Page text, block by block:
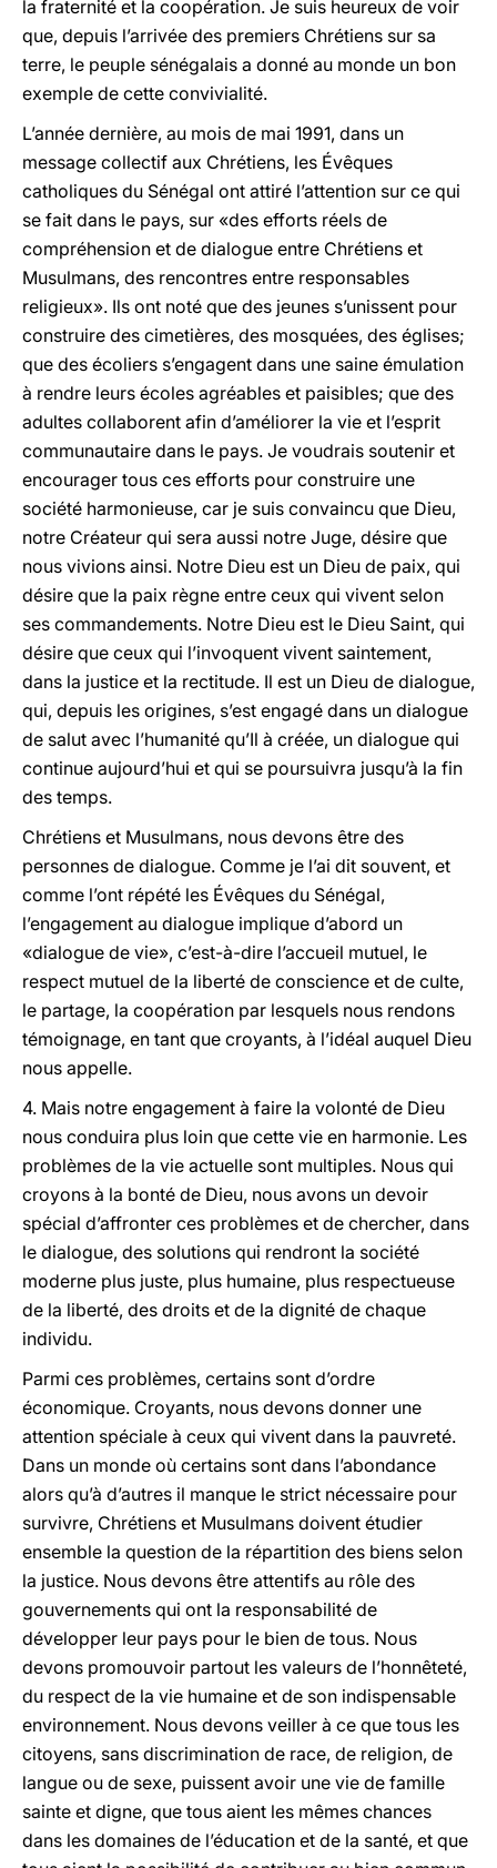
la fraternité et la coopération. Je suis heureux de voir
que, depuis l’arrivée des premiers Chrétiens sur sa
terre, le peuple sénégalais a donné au monde un bon
exemple de cette convivialité.
L’année dernière, au mois de mai 1991, dans un
message collectif aux Chrétiens, les Évêques
catholiques du Sénégal ont attiré l’attention sur ce qui
se fait dans le pays, sur «des efforts réels de
compréhension et de dialogue entre Chrétiens et
Musulmans, des rencontres entre responsables
religieux». Ils ont noté que des jeunes s’unissent pour
construire des cimetières, des mosquées, des églises;
que des écoliers s’engagent dans une saine émulation
à rendre leurs écoles agréables et paisibles; que des
adultes collaborent afin d’améliorer la vie et l’esprit
communautaire dans le pays. Je voudrais soutenir et
encourager tous ces efforts pour construire une
société harmonieuse, car je suis convaincu que Dieu,
notre Créateur qui sera aussi notre Juge, désire que
nous vivions ainsi. Notre Dieu est un Dieu de paix, qui
désire que la paix règne entre ceux qui vivent selon
ses commandements. Notre Dieu est le Dieu Saint, qui
désire que ceux qui l’invoquent vivent saintement,
dans la justice et la rectitude. Il est un Dieu de dialogue,
qui, depuis les origines, s’est engagé dans un dialogue
de salut avec l’humanité qu’Il à créée, un dialogue qui
continue aujourd’hui et qui se poursuivra jusqu’à la fin
des temps.
Chrétiens et Musulmans, nous devons être des
personnes de dialogue. Comme je l’ai dit souvent, et
comme l’ont répété les Évêques du Sénégal,
l’engagement au dialogue implique d’abord un
«dialogue de vie», c’est-à-dire l’accueil mutuel, le
respect mutuel de la liberté de conscience et de culte,
le partage, la coopération par lesquels nous rendons
témoignage, en tant que croyants, à l’idéal auquel Dieu
nous appelle.
4. Mais notre engagement à faire la volonté de Dieu
nous conduira plus loin que cette vie en harmonie. Les
problèmes de la vie actuelle sont multiples. Nous qui
croyons à la bonté de Dieu, nous avons un devoir
spécial d’affronter ces problèmes et de chercher, dans
le dialogue, des solutions qui rendront la société
moderne plus juste, plus humaine, plus respectueuse
de la liberté, des droits et de la dignité de chaque
individu.
Parmi ces problèmes, certains sont d’ordre
économique. Croyants, nous devons donner une
attention spéciale à ceux qui vivent dans la pauvreté.
Dans un monde où certains sont dans l’abondance
alors qu’à d’autres il manque le strict nécessaire pour
survivre, Chrétiens et Musulmans doivent étudier
ensemble la question de la répartition des biens selon
la justice. Nous devons être attentifs au rôle des
gouvernements qui ont la responsabilité de
développer leur pays pour le bien de tous. Nous
devons promouvoir partout les valeurs de l’honnêteté,
du respect de la vie humaine et de son indispensable
environnement. Nous devons veiller à ce que tous les
citoyens, sans discrimination de race, de religion, de
langue ou de sexe, puissent avoir une vie de famille
sainte et digne, que tous aient les mêmes chances
dans les domaines de l’éducation et de la santé, et que